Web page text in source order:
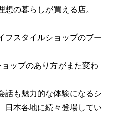
の暮らしが買える店。
フスタイルショップのブー
ップのあり方がまた変わ
話も魅力的な体験になるシ
日本各地に続々登場してい